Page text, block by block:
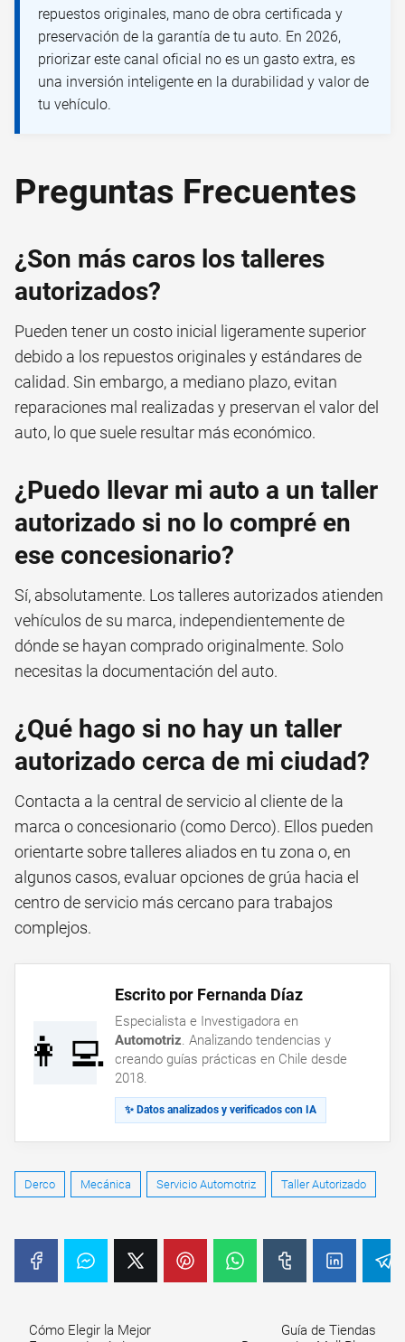
repuestos originales, mano de obra certificada y
preservación de la garantía de tu auto. En 2026,
priorizar este canal oficial no es un gasto extra, es
una inversión inteligente en la durabilidad y valor de
tu vehículo.
Preguntas Frecuentes
¿Son más caros los talleres
autorizados?
Pueden tener un costo inicial ligeramente superior
debido a los repuestos originales y estándares de
calidad. Sin embargo, a mediano plazo, evitan
reparaciones mal realizadas y preservan el valor del
auto, lo que suele resultar más económico.
¿Puedo llevar mi auto a un taller
autorizado si no lo compré en
ese concesionario?
Sí, absolutamente. Los talleres autorizados atienden
vehículos de su marca, independientemente de
dónde se hayan comprado originalmente. Solo
necesitas la documentación del auto.
¿Qué hago si no hay un taller
autorizado cerca de mi ciudad?
Contacta a la central de servicio al cliente de la
marca o concesionario (como Derco). Ellos pueden
orientarte sobre talleres aliados en tu zona o, en
algunos casos, evaluar opciones de grúa hacia el
centro de servicio más cercano para trabajos
complejos.
👩‍💻
Escrito por Fernanda Díaz
Especialista e Investigadora en
Automotriz. Analizando tendencias y
creando guías prácticas en Chile desde
2018.
✨ Datos analizados y verificados con IA
Derco Mecánica Servicio Automotriz Taller Autorizado
Cómo Elegir la Mejor
Guía de Tiendas